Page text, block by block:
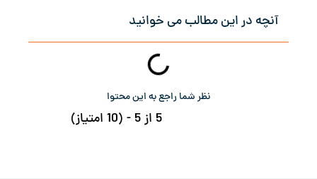
آنچه در این مطالب می خوانید
نظر شما راجع به این محتوا
5 از 5 - (10 امتیاز)